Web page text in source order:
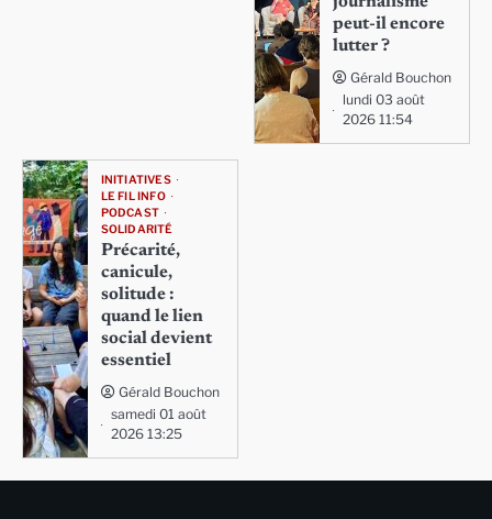
peut-il encore
lutter ?
Gérald Bouchon
lundi 03 août
2026 11:54
INITIATIVES
LE FIL INFO
PODCAST
SOLIDARITÉ
Précarité,
canicule,
solitude :
quand le lien
social devient
essentiel
Gérald Bouchon
samedi 01 août
2026 13:25